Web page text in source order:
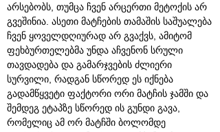
არსებობს, თუმცა ჩვენ არცერთი მეტოქის არ
გვეშინია. ასეთი მატჩების თამაშის საშუალება
ჩვენ ყოველდღიურად არ გვაქვს, ამიტომ
ფეხბურთელებმა უნდა აჩვენონ სრული
თავდადება და გამარჯვების ძლიერი
სურვილი, რადგან სწორედ ეს იქნება
გადამწყვეტი ფაქტორი ორი მატჩის ჯამში და
შემდეგ ეტაპზე სწორედ ის გუნდი გავა,
რომელიც ამ ორ მატჩში ბოლომდე